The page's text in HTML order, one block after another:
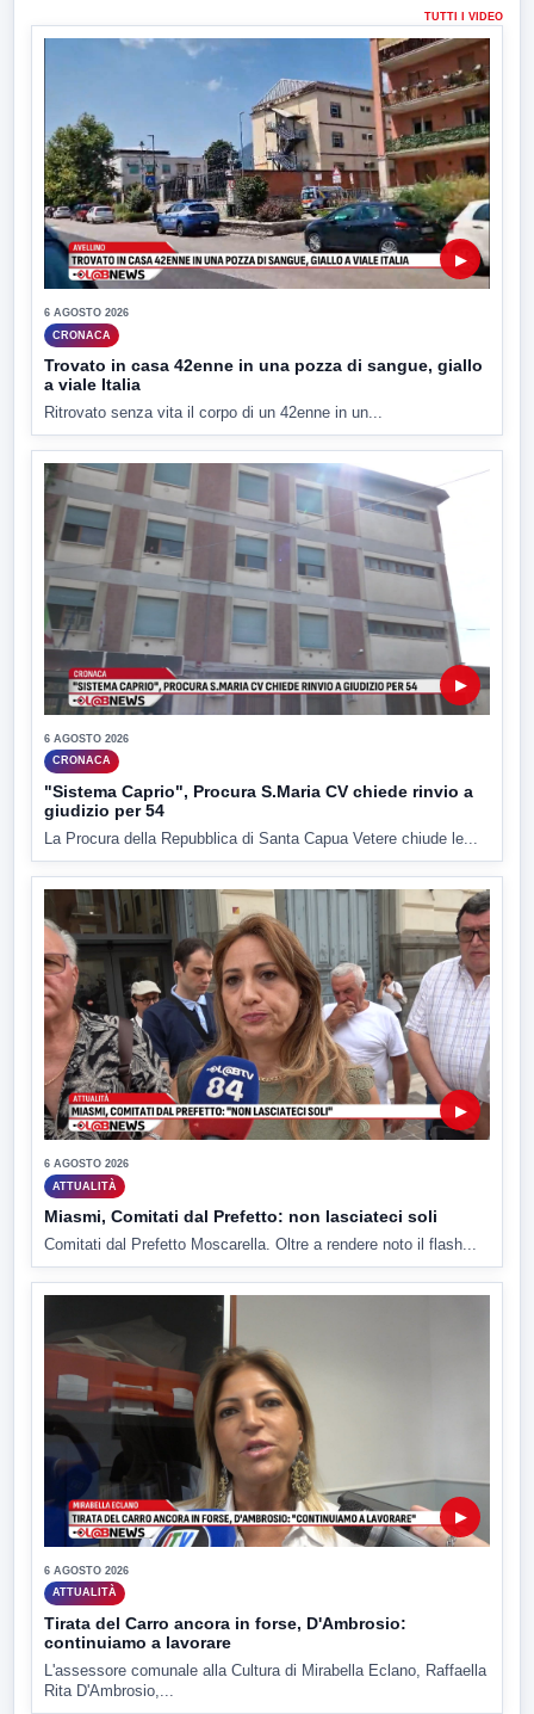
TUTTI I VIDEO
▶
6 AGOSTO 2026
CRONACA
Trovato in casa 42enne in una pozza di sangue, giallo
a viale Italia
Ritrovato senza vita il corpo di un 42enne in un...
▶
6 AGOSTO 2026
CRONACA
"Sistema Caprio", Procura S.Maria CV chiede rinvio a
giudizio per 54
La Procura della Repubblica di Santa Capua Vetere chiude le...
▶
6 AGOSTO 2026
ATTUALITÀ
Miasmi, Comitati dal Prefetto: non lasciateci soli
Comitati dal Prefetto Moscarella. Oltre a rendere noto il flash...
▶
6 AGOSTO 2026
ATTUALITÀ
Tirata del Carro ancora in forse, D'Ambrosio:
continuiamo a lavorare
L'assessore comunale alla Cultura di Mirabella Eclano, Raffaella
Rita D'Ambrosio,...